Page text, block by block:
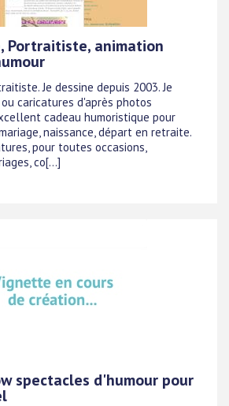
Portraitiste, animation
Je dessine depuis 2003. Je
caricatures d'après photos
cadeau humoristique pour
naissance, départ en retraite.
pour toutes occasions,
co[...]
spectacles d'humour pour